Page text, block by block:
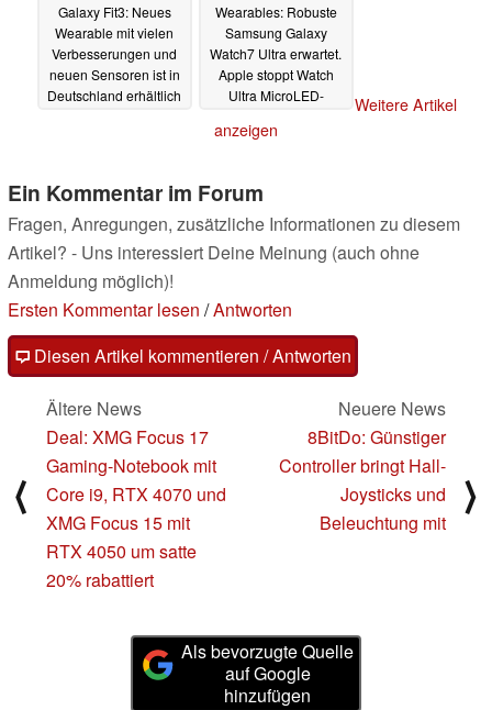
Galaxy Fit3: Neues
Wearable mit vielen
Verbesserungen und
neuen Sensoren ist in
Deutschland erhältlich
Wearables: Robuste
Samsung Galaxy
Watch7 Ultra erwartet.
Apple stoppt Watch
Ultra MicroLED-
24.03.2024
Weitere Artikel
anzeigen
Ein Kommentar im Forum
Fragen, Anregungen, zusätzliche Informationen zu diesem
Artikel? - Uns interessiert Deine Meinung (auch ohne
Anmeldung möglich)!
Ersten Kommentar lesen /Antworten
Diesen Artikel kommentieren / Antworten
⟨
Ältere News
Deal: XMG Focus 17
Gaming-Notebook mit
Core i9, RTX 4070 und
XMG Focus 15 mit
RTX 4050 um satte
20% rabattiert
Neuere News
8BitDo: Günstiger
Controller bringt Hall-
Joysticks und
Beleuchtung mit
⟩
Als bevorzugte Quelle
auf Google
hinzufügen